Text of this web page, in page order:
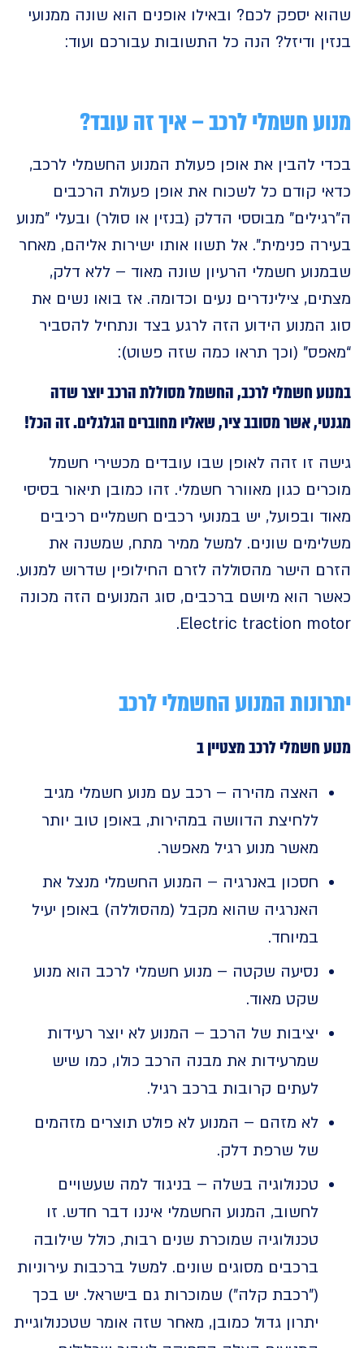
יספק לכם? ובאילו אופנים הוא שונה ממנועי
ודיזל? הנה כל התשובות עבורכם ועוד:
חשמלי לרכב – איך זה עובד?
להבין את אופן פעולת המנוע החשמלי לרכב,
קודם כל לשכוח את אופן פעולת הרכבים
מבוססי הדלק (בנזין או סולר) ובעלי "מנוע
פנימית". אל תשוו אותו ישירות אליהם, מאחר
חשמלי הרעיון שונה מאוד – ללא דלק,
צילינדרים נעים וכדומה. אז בואו נשים את
המנוע הידוע הזה לרגע בצד ונתחיל להסביר
(וכך תראו כמה שזה פשוט):
חשמלי לרכב, החשמל מסוללת הרכב יוצר שדה
אשר מסובב ציר, שאליו מחוברים הגלגלים. זה הכל!
זו זהה לאופן שבו עובדים מכשירי חשמל
כגון מאוורר חשמלי. זהו כמובן תיאור בסיסי
ובפועל, יש במנועי רכבים חשמליים רכיבים
שונים. למשל ממיר מתח, שמשנה את
הישר מהסוללה לזרם החילופין שדרוש למנוע.
הוא מיושם ברכבים, סוג המנועים הזה מכונה
Electric traction
המנוע החשמלי לרכב
חשמלי לרכב מצטיין ב
האצה מהירה – רכב עם מנוע חשמלי מגיב
ללחיצת הדוושה במהירות, באופן טוב יותר
מאשר מנוע רגיל מאפשר.
חסכון באנרגיה – המנוע החשמלי מנצל את
האנרגיה שהוא מקבל (מהסוללה) באופן יעיל
במיוחד.
נסיעה שקטה – מנוע חשמלי לרכב הוא מנוע
שקט מאוד.
יציבות של הרכב – המנוע לא יוצר רעידות
שמרעידות את מבנה הרכב כולו, כמו שיש
לעתים קרובות ברכב רגיל.
לא מזהם – המנוע לא פולט תוצרים מזהמים
של שרפת דלק.
טכנולוגיה בשלה – בניגוד למה שעשויים
לחשוב, המנוע החשמלי איננו דבר חדש. זו
טכנולוגיה שמוכרת שנים רבות, כולל שילובה
ברכבים מסוגים שונים. למשל ברכבות עירוניות
("רכבת קלה") שמוכרות גם בישראל. יש בכך
יתרון גדול כמובן, מאחר שזה אומר שטכנולוגיית